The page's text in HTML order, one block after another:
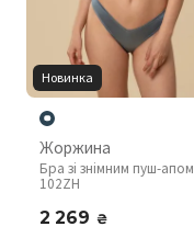
Новинка
Жоржина
Бра зі знімним пуш-апом
102ZH
2 269 ₴